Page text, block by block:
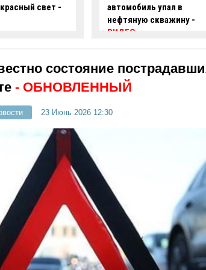
упал в
-
ряде улиц Баку ограничат
движение
состояние
- ОБНОВЛЕННЫЙ
23 Июнь 2026 12:30